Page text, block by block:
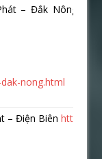
– Đắk Nông :
nong.html
– Điện Biênhttps://